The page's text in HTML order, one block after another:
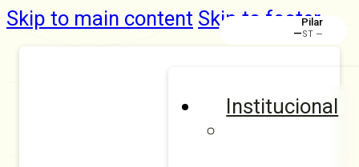
Skip to main content Skip to footer
Institucional
Pilar
—ST —